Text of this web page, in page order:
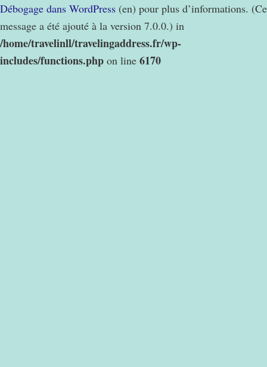
Débogage dans WordPress (en) pour plus d’informations. (Ce
message a été ajouté à la version 7.0.0.) in
/home/travelinll/travelingaddress.fr/wp-
includes/functions.php on line 6170